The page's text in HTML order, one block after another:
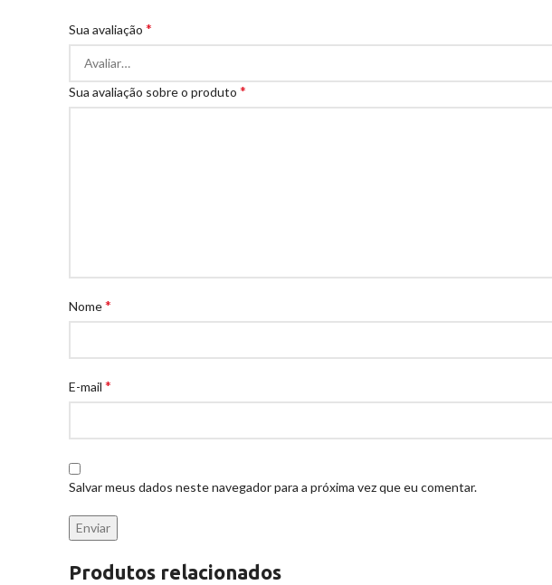
Sua avaliação *
Sua avaliação sobre o produto *
Nome*
E-mail *
Salvar meus dados neste navegador para a próxima vez que eu comentar.
Produtos relacionados